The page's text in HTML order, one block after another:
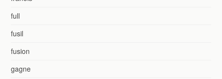
full
fusil
fusion
gagne